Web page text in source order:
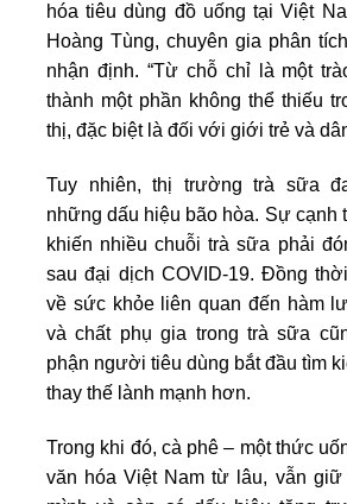
hóa tiêu dùng đồ uống tại Việt
Hoàng Tùng, chuyên gia phân
nhận định. “Từ chỗ chỉ là một
thành một phần không thể thiếu
thị, đặc biệt là đối với giới trẻ và
Tuy nhiên, thị trường trà sữa
những dấu hiệu bão hòa. Sự cạnh
khiến nhiều chuỗi trà sữa phải
sau đại dịch COVID-19. Đồng
về sức khỏe liên quan đến hàm
và chất phụ gia trong trà sữa
phận người tiêu dùng bắt đầu tìm
thay thế lành mạnh hơn.
Trong khi đó, cà phê – một thức
văn hóa Việt Nam từ lâu, vẫn